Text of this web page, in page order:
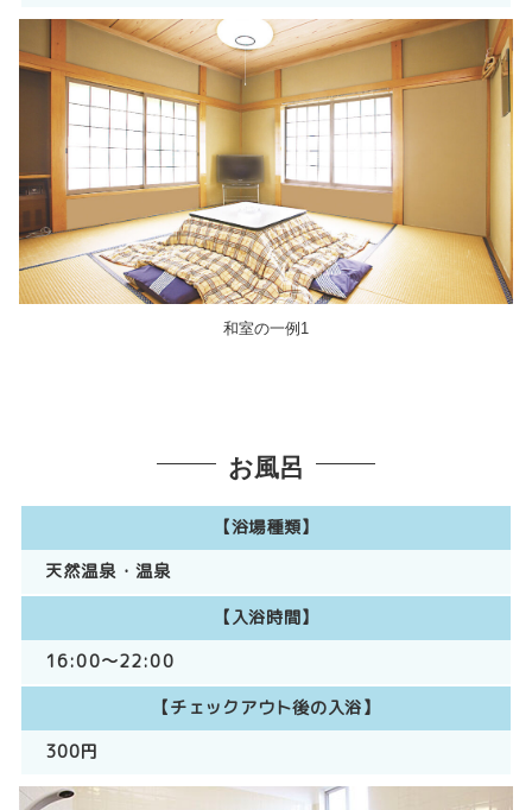
和室の一例1
お風呂
【浴場種類】
天然温泉
温泉
【入浴時間】
16:00～22:00
【チェックアウト後の入浴】
300円